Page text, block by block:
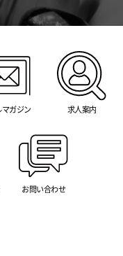
ガジン 求人案内
お問い合わせ